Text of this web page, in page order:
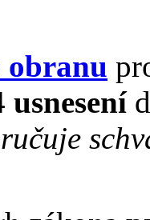
usnesení